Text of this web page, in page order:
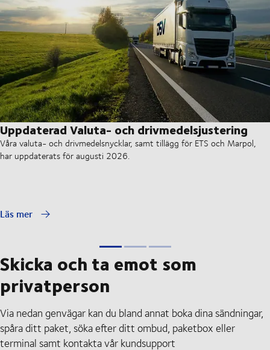
Uppdaterad Valuta- och drivmedelsjustering
Våra valuta- och drivmedelsnycklar, samt tillägg för ETS och Marpol,
har uppdaterats för augusti 2026.
Läs mer
Skicka och ta emot som
privatperson
Via nedan genvägar kan du bland annat boka dina sändningar,
spåra ditt paket, söka efter ditt ombud, paketbox eller
terminal samt kontakta vår kundsupport